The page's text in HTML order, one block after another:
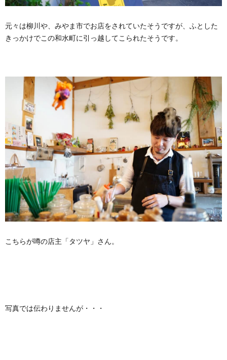
元々は柳川や、みやま市でお店をされていたそうですが、ふとした
きっかけでこの和水町に引っ越してこられたそうです。
こちらが噂の店主「タツヤ」さん。
写真では伝わりませんが・・・